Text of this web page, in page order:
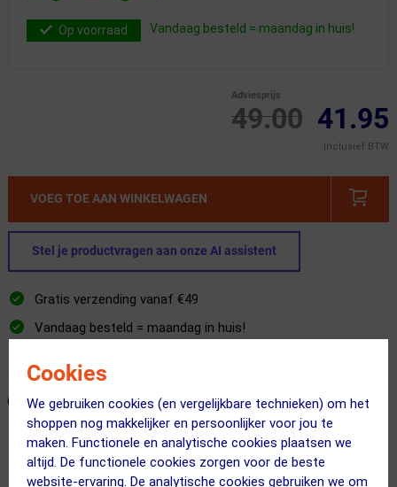
Cookies
We gebruiken cookies (en vergelijkbare technieken) om het
shoppen nog makkelijker en persoonlijker voor jou te
maken. Functionele en analytische cookies plaatsen we
altijd. De functionele cookies zorgen voor de beste
website-ervaring. De analytische cookies gebruiken we om
Op voorraad Vandaag besteld = maandag in huis!
49.00
Adviesprijs
41.95
Inclusief BTW
VOEG TOE AAN WINKELWAGEN
Stel je productvragen aan onze AI assistent
Gratis verzending vanaf €49
Vandaag besteld = maandag in huis!
← Terug naar productnavigatie
ONZE AANBEVOLEN COMBINATIE
Etxeondo